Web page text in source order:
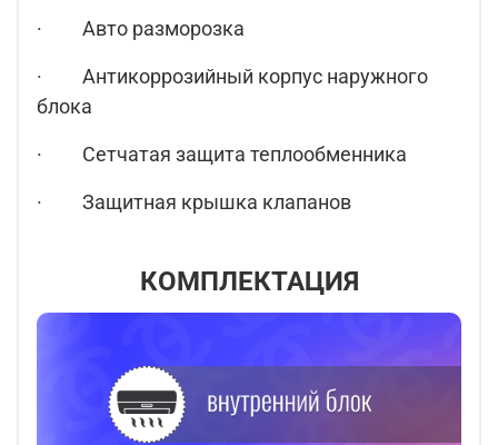
· Авто разморозка
· Антикоррозийный корпус наружного
блока
· Сетчатая защита теплообменника
· Защитная крышка клапанов
КОМПЛЕКТАЦИЯ